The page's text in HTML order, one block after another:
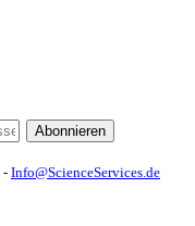
Abonnieren
- Info@ScienceServices.de